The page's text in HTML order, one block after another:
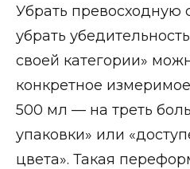
Убрать превосходную
убрать
своей категории»
конкретное
500 мл — на треть
упаковки» или
цвета». Такая